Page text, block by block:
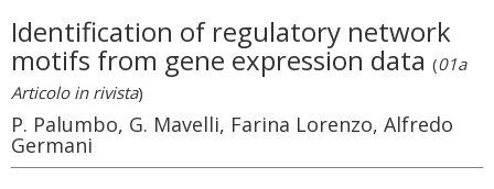
Identification of regulatory network
motifs from gene expression data (01a
Articolo in rivista)
P. Palumbo, G. Mavelli, Farina Lorenzo, Alfredo
Germani